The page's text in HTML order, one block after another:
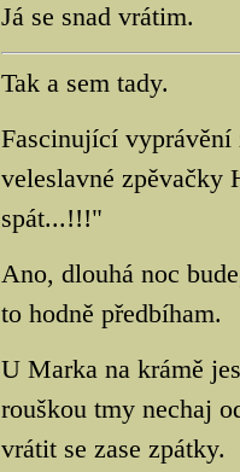
Já se snad vrátim.
Tak a sem tady.
Fascinující vyprávění
veleslavné zpěvačky
spát...!!!"
Ano, dlouhá noc
to hodně předbíham.
U Marka na krámě
rouškou tmy nechaj
vrátit se zase zpátky.